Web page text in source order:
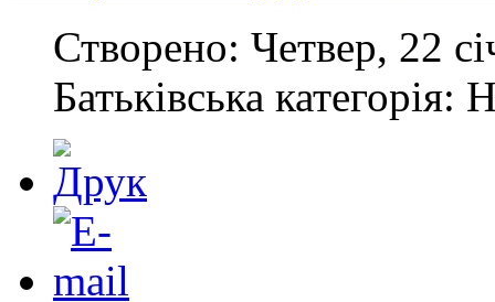
Створено: Четвер, 22
Батьківська категорія: